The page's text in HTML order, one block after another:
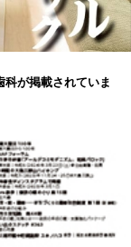
が掲載されていま